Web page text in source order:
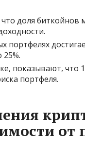
доля биткойнов
портфелях
показывают, что
портфеля.
от